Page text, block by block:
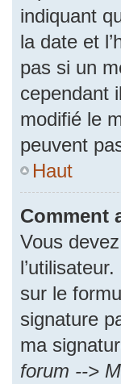
indiquant
la date et
pas si un
cependant
modifié le
peuvent
Haut
Comment
Vous
sur le
signature
ma
forum -->